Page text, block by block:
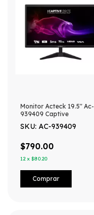
Monitor Acteck 19.5" Ac-
939409 Captive
SKU: AC-939409
$790.00
12 x $80.20